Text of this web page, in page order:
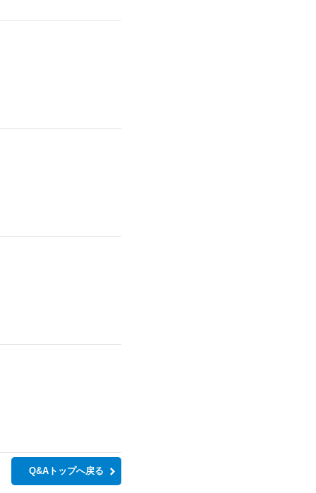
Q&Aトップへ戻る